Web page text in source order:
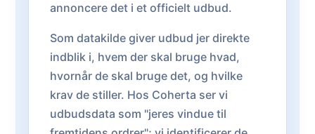
annoncere det i et officielt udbud.
Som datakilde giver udbud jer direkte
indblik i, hvem der skal bruge hvad,
hvornår de skal bruge det, og hvilke
krav de stiller. Hos Coherta ser vi
udbudsdata som "jeres vindue til